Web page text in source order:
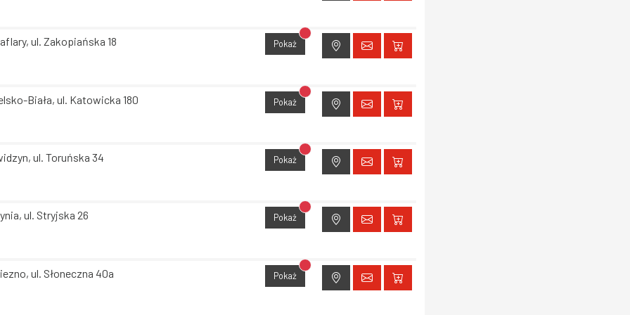
ul. Zakopiańska 18 Pokaż Brak dostępu do lokalizacji
Biała, ul. Katowicka 180 Pokaż Brak dostępu do lokalizacji
ul. Toruńska 34 Pokaż Brak dostępu do lokalizacji
ul. Stryjska 26 Pokaż Brak dostępu do lokalizacji
ul. Słoneczna 40a Pokaż Brak dostępu do lokalizacji